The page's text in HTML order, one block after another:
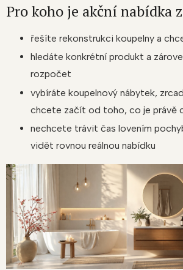
Pro koho je akční nabídka
řešíte rekonstrukci koupelny a
hledáte konkrétní produkt a
rozpočet
vybíráte koupelnový nábytek,
chcete začít od toho, co je právě
nechcete trávit čas lovením
vidět rovnou reálnou nabídku